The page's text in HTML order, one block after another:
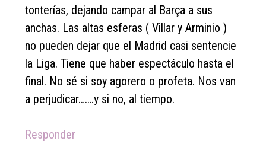
tonterías, dejando campar al Barça a sus
anchas. Las altas esferas ( Villar y Arminio )
no pueden dejar que el Madrid casi sentencie
la Liga. Tiene que haber espectáculo hasta el
final. No sé si soy agorero o profeta. Nos van
a perjudicar…….y si no, al tiempo.
Responder